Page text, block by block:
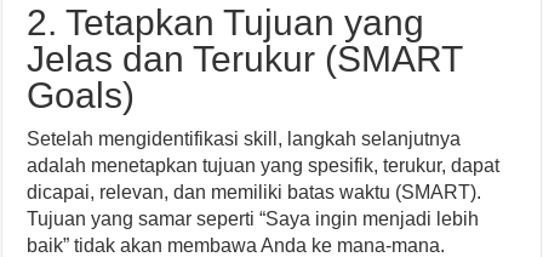
2. Tetapkan Tujuan yang
Jelas dan Terukur (SMART
Goals)
Setelah mengidentifikasi skill, langkah selanjutnya
adalah menetapkan tujuan yang spesifik, terukur, dapat
dicapai, relevan, dan memiliki batas waktu (SMART).
Tujuan yang samar seperti “Saya ingin menjadi lebih
baik” tidak akan membawa Anda ke mana-mana.